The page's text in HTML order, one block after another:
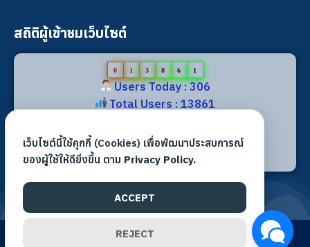
สถิติผู้เข้าชมเว็บไซต์
0 1 3 8 6 1
Users Today : 306
Total Users : 13861
Total views : 32012
Who's Online : 3
©2026 All rights reserved. | สำนักงานเขตพื้นที่การศึกษา
เว็บไซต์นี้ใช้คุกกี้ (Cookies) เพื่อพัฒนาประสบการณ์
ของผู้ใช้ให้ดียิ่งขึ้น ตาม Privacy Policy.
ACCEPT
REJECT